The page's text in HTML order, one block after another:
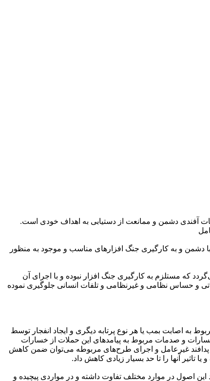
آفندی دشمن و ممانعت از دستیابی به اهداف خودی است.
با دشمن و به کارگیری جنگ افزارهای مناسب و موجود به منظور
که مستلزم به کارگیری جنگ افزار نبوده و با اجرای آن
و حساس نظامی و غیرنظامی و تلفات انسانی جلوگیری نموده
اصابت بمب یا هر نوع پرتابه دیگری و ایجاد انفجار توسط
و صدمات مربوط به پیامدهای این حملات از خسارات
پدافند غیرعامل و اجرای طرح‌های مربوطه می‌توان ضمن کاهش
آنها را تا حد بسیار زیادی کاهش داد.
این اصول در موارد مختلف تفاوت داشته و در مواردی پیچیده و